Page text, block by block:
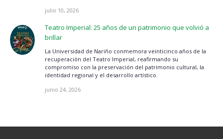
julio 10, 2026
Teatro Imperial: 25 años de un patrimonio que volvió a
brillar
La Universidad de Nariño conmemora veinticinco años de la
recuperación del Teatro Imperial, reafirmando su
compromiso con la preservación del patrimonio cultural, la
identidad regional y el desarrollo artístico.
junio 24, 2026